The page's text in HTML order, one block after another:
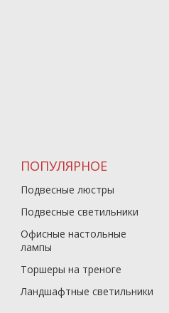
ПОПУЛЯРНОЕ
Подвесные люстры
Подвесные светильники
Офисные настольные
лампы
Торшеры на треноге
Ландшафтные светильники